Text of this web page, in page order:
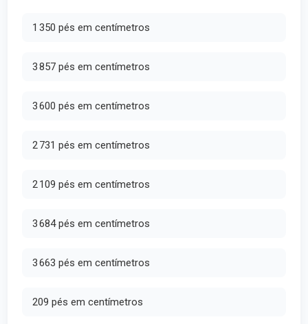
1 350 pés em centímetros
3 857 pés em centímetros
3 600 pés em centímetros
2 731 pés em centímetros
2 109 pés em centímetros
3 684 pés em centímetros
3 663 pés em centímetros
209 pés em centímetros